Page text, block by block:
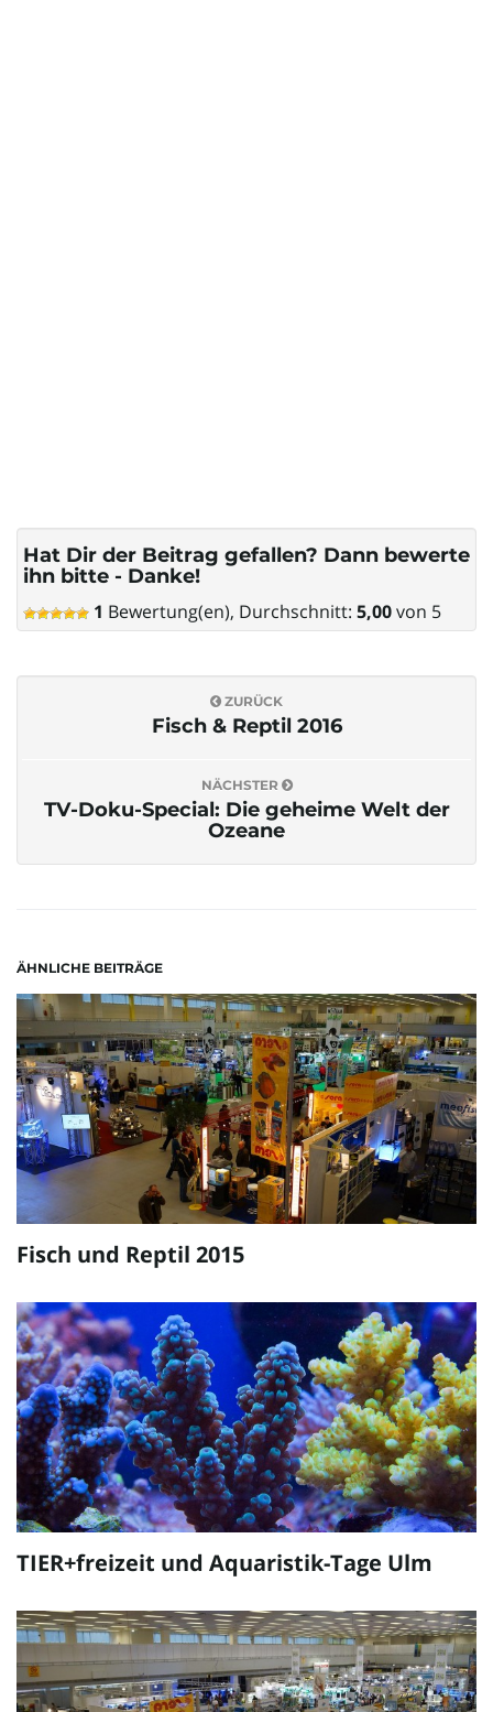
Hat Dir der Beitrag gefallen? Dann bewerte
ihn bitte - Danke!
1 Bewertung(en), Durchschnitt: 5,00von 5
ZURÜCK
Fisch & Reptil 2016
NÄCHSTER
TV-Doku-Special: Die geheime Welt der
Ozeane
ÄHNLICHE BEITRÄGE
Fisch und Reptil 2015
TIER+freizeit und Aquaristik-Tage Ulm